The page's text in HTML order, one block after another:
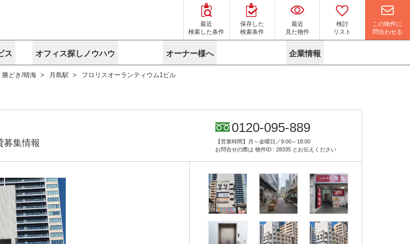
最近
検索した条件
保存した
検索条件
最近
見た物件
検討
リスト
この物件に
問合わせる
埼玉
路線から探す
地図から探す
埼玉のクリニックを探す
千葉
路線から探す
千葉のクリニックを探す
路線から探す
こだわりから探す
地図から探す
名古屋のクリニックを探す
ス オフィス探しノウハウ
理由 安心への取り組み
オフィス移転に関するお役立ちコンテンツ
オーナー様へ
空室 に
物件掲載依頼
ビル管理
お困りの
蛍光灯の廃止に備えてLED化へ
企業情報
神奈川支店 横浜営業所
ビルアド ベンチャー・フォーラム
勝どき/晴海 月島駅 フロリスオーランティウム1ビル
募集情報
0120-095-889
【営業時間】月～金曜日／9:00～18:00
お問合せの際は 物件ID : 28335 とお伝えください